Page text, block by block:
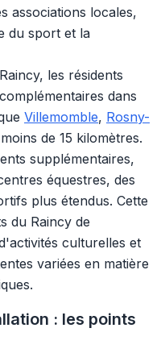
associations locales,
du sport et la
les résidents
dans
Villemomble, Rosny-
de 15 kilomètres.
supplémentaires,
équestres, des
plus étendus. Cette
du Raincy de
culturelles et
variées en matière
: les points